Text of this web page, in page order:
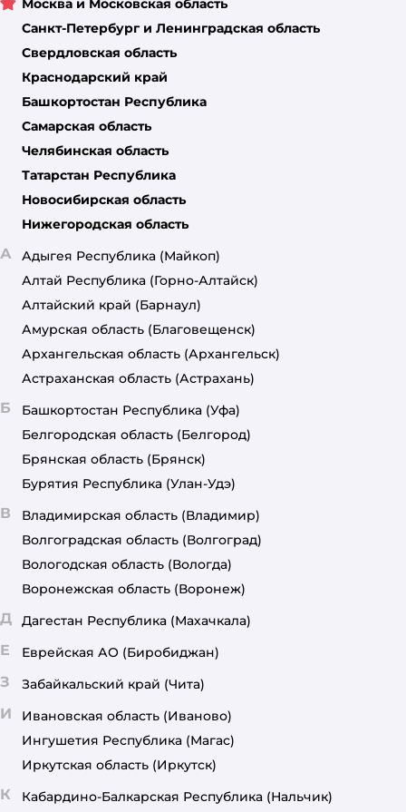
Москва и Московская область
Санкт-Петербург и Ленинградская область
Свердловская область
Краснодарский край
Башкортостан Республика
Самарская область
Челябинская область
Татарстан Республика
Новосибирская область
Нижегородская область
А Адыгея Республика (Майкоп)
Алтай Республика (Горно-Алтайск)
Алтайский край (Барнаул)
Амурская область (Благовещенск)
Архангельская область (Архангельск)
Астраханская область (Астрахань)
Б Башкортостан Республика (Уфа)
Белгородская область (Белгород)
Брянская область (Брянск)
Бурятия Республика (Улан-Удэ)
В Владимирская область (Владимир)
Волгоградская область (Волгоград)
Вологодская область (Вологда)
Воронежская область (Воронеж)
Д Дагестан Республика (Махачкала)
Е Еврейская АО (Биробиджан)
З Забайкальский край (Чита)
И Ивановская область (Иваново)
Ингушетия Республика (Магас)
Иркутская область (Иркутск)
К Кабардино-Балкарская Республика (Нальчик)